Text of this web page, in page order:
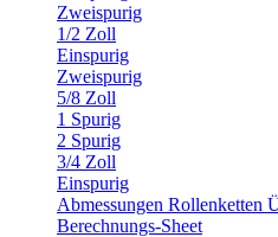
Zweispurig
1/2 Zoll
Einspurig
Zweispurig
5/8 Zoll
1 Spurig
2 Spurig
3/4 Zoll
Einspurig
Abmessungen Rollenketten
Berechnungs-Sheet